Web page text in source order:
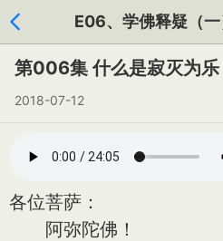
E06、学佛释疑（一
第006集 什么是寂灭为
2018-07-12
各位菩萨：
阿弥陀佛！